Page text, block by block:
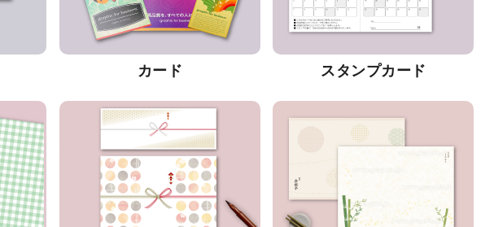
カード スタンプカード